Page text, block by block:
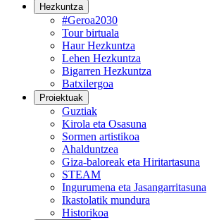
Hezkuntza
#Geroa2030
Tour birtuala
Haur Hezkuntza
Lehen Hezkuntza
Bigarren Hezkuntza
Batxilergoa
Proiektuak
Guztiak
Kirola eta Osasuna
Sormen artistikoa
Ahalduntzea
Giza-baloreak eta Hiritartasuna
STEAM
Ingurumena eta Jasangarritasuna
Ikastolatik mundura
Historikoa